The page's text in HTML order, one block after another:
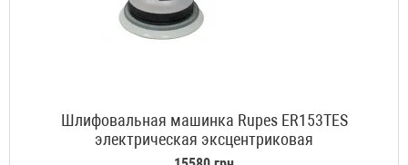
Шлифовальная машинка Rupes ER153TES
электрическая эксцентриковая